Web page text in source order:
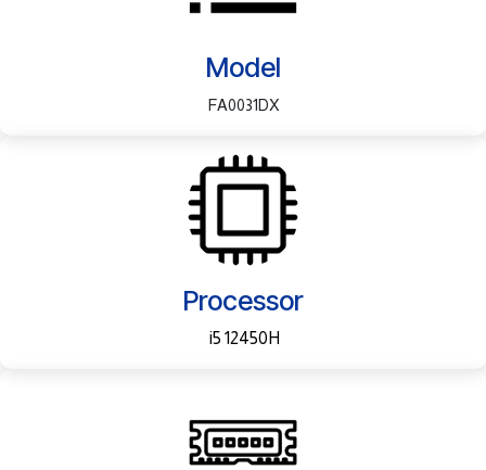
Model
FA0031DX
Processor
i5 12450H